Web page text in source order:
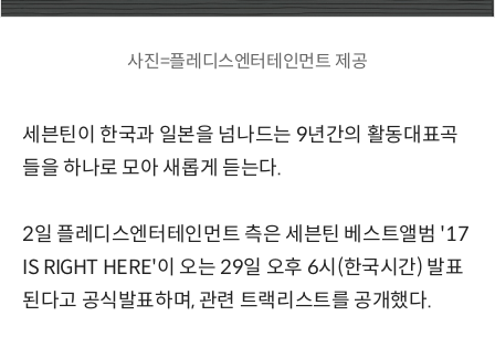
사진=플레디스엔터테인먼트 제공
세븐틴이 한국과 일본을 넘나드는 9년간의 활동대표곡
들을 하나로 모아 새롭게 듣는다.
2일 플레디스엔터테인먼트 측은 세븐틴 베스트앨범 '17
IS RIGHT HERE'이 오는 29일 오후 6시(한국시간) 발표
된다고 공식발표하며, 관련 트랙리스트를 공개했다.